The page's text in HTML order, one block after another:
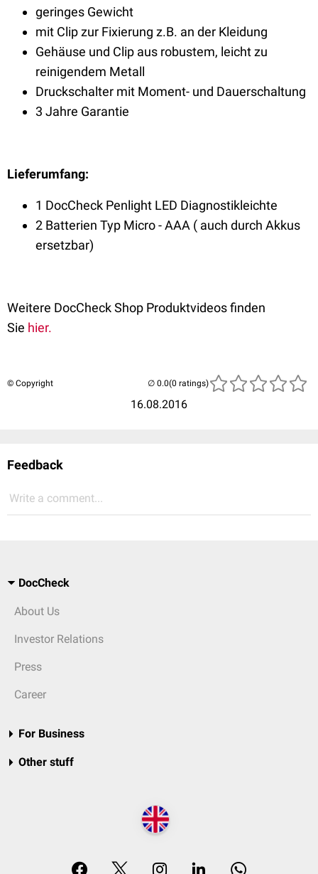
geringes Gewicht
mit Clip zur Fixierung z.B. an der Kleidung
Gehäuse und Clip aus robustem, leicht zu
reinigendem Metall
Druckschalter mit Moment- und Dauerschaltung
3 Jahre Garantie
Lieferumfang:
1 DocCheck Penlight LED Diagnostikleichte
2 Batterien Typ Micro - AAA ( auch durch Akkus
ersetzbar)
Weitere DocCheck Shop Produktvideos finden
Sie hier.
© Copyright
16.08.2016
(0 ratings)
Feedback
Write a comment...
DocCheck
About Us
Investor Relations
Press
Career
For Business
Other stuff